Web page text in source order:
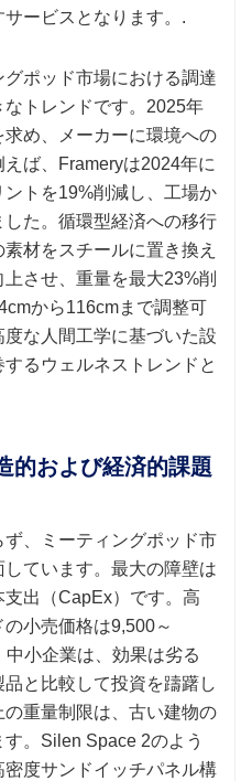
ービスとなります。.
ポッド市場における調達
トレンドです。2025年
め、メーカーに環境への
ば、Frameryは2024年に
トを19%削減し、工場か
た。循環型経済への移行
材をスチールに置き換え
させ、重量を最大23%削
から116cmまで調整可
な人間工学に基づいた設
るウェルネストレンドと
的および経済的課題
、ミーティングポッド市
ています。最大の障壁は
出（CapEx）です。高
小売価格は9,500～
小企業は、効果は劣る
と比較して投資を躊躇し
重量制限は、古い建物の
。Silen Space 2のよう
度サンドイッチパネル構